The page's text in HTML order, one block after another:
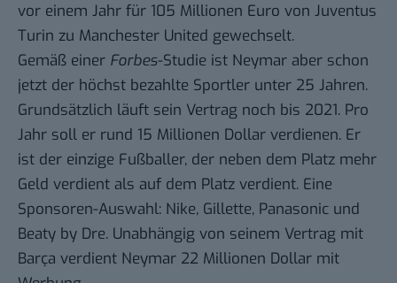
vor einem Jahr für 105 Millionen Euro von Juventus
Turin zu Manchester United gewechselt.
Gemäß einer Forbes-Studie ist Neymar aber schon
jetzt der höchst bezahlte Sportler unter 25 Jahren.
Grundsätzlich läuft sein Vertrag noch bis 2021. Pro
Jahr soll er rund 15 Millionen Dollar verdienen. Er
ist der einzige Fußballer, der neben dem Platz mehr
Geld verdient als auf dem Platz verdient. Eine
Sponsoren-Auswahl: Nike, Gillette, Panasonic und
Beaty by Dre. Unabhängig von seinem Vertrag mit
Barça verdient Neymar 22 Millionen Dollar mit